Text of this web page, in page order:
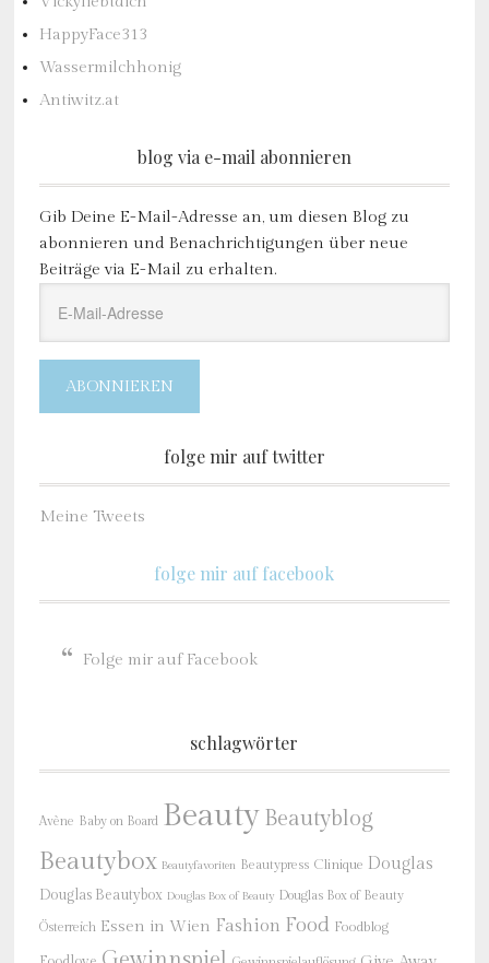
HappyFace313
Wassermilchhonig
Antiwitz.at
blog via e-mail abonnieren
Gib Deine E-Mail-Adresse an, um diesen Blog zu
abonnieren und Benachrichtigungen über neue
Beiträge via E-Mail zu erhalten.
Mail-
Adresse
ABONNIEREN
folge mir auf twitter
Meine Tweets
folge mir auf facebook
Folge mir auf Facebook
schlagwörter
Avène Baby on Board Beauty Beautyblog
Beautybox Beautyfavoriten Beautypress Clinique Douglas
Douglas Beautybox Douglas Box of Beauty Douglas Box of Beauty
Österreich Essen in Wien Fashion Food Foodblog